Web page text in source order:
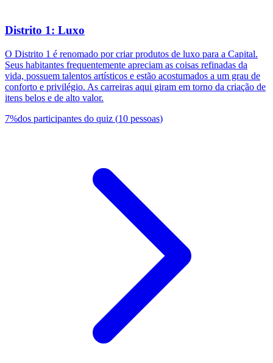
Distrito 1: Luxo
O Distrito 1 é renomado por criar produtos de luxo para a Capital.
Seus habitantes frequentemente apreciam as coisas refinadas da
vida, possuem talentos artísticos e estão acostumados a um grau de
conforto e privilégio. As carreiras aqui giram em torno da criação de
itens belos e de alto valor.
7%dos participantes do quiz (10 pessoas)